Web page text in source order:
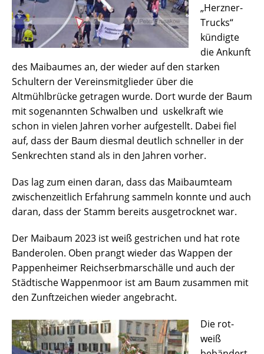
„Herzner-
Trucks“
kündigte
die Ankunft
des Maibaumes an, der wieder auf den starken
Schultern der Vereinsmitglieder über die
Altmühlbrücke getragen wurde. Dort wurde der Baum
mit sogenannten Schwalben und uskelkraft wie
schon in vielen Jahren vorher aufgestellt. Dabei fiel
auf, dass der Baum diesmal deutlich schneller in der
Senkrechten stand als in den Jahren vorher.
Das lag zum einen daran, dass das Maibaumteam
zwischenzeitlich Erfahrung sammeln konnte und auch
daran, dass der Stamm bereits ausgetrocknet war.
Der Maibaum 2023 ist weiß gestrichen und hat rote
Banderolen. Oben prangt wieder das Wappen der
Pappenheimer Reichserbmarschälle und auch der
Städtische Wappenmoor ist am Baum zusammen mit
den Zunftzeichen wieder angebracht.
Die rot-
weiß